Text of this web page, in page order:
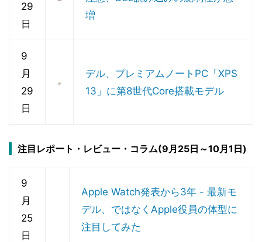
29
日
増
9
月
29
日
デル、プレミアムノートPC「XPS
13」に第8世代Core搭載モデル
注目レポート・レビュー・コラム(9月25日～10月1日)
9
月
25
日
Apple Watch発表から3年 - 最新モ
デル、ではなくApple役員の体型に
注目してみた